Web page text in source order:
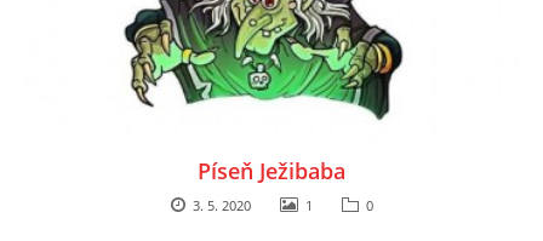
SVATÁ BARBORA 4.12.
Píseň Ježibaba
3. 5. 2020 1 0